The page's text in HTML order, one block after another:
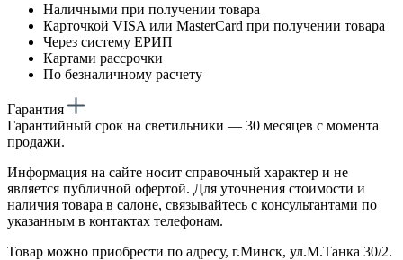
Наличными при получении товара
Карточкой VISA или MasterCard при получении товара
Через систему ЕРИП
Картами рассрочки
По безналичному расчету
Гарантия
Гарантийный срок на светильники — 30 месяцев с момента
продажи.
Информация на сайте носит справочный характер и не
является публичной офертой. Для уточнения стоимости и
наличия товара в салоне, связывайтесь с консультантами по
указанным в контактах телефонам.
Товар можно приобрести по адресу, г.Минск, ул.М.Танка 30/2.